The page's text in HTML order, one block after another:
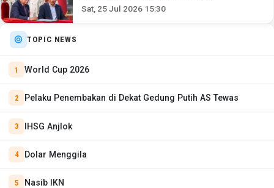
Sat, 25 Jul 2026 15:30
TOPIC NEWS
World Cup 2026
Pelaku Penembakan di Dekat Gedung Putih AS Tewas
IHSG Anjlok
Dolar Menggila
Nasib IKN